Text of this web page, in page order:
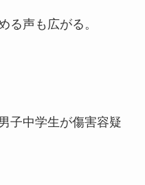
る声も広がる。
子中学生が傷害容疑